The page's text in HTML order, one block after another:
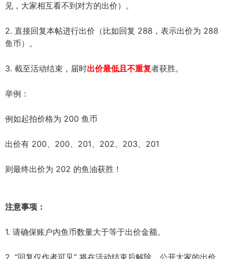
见，大家相互看不到对方的出价）。
2. 直接回复本帖进行出价（比如回复 288，表示出价为 288
鱼币）。
3. 截至活动结束，届时出价最低且不重复者获胜。
举例：
例如起拍价格为 200 鱼币
出价有 200、200、201、202、203、201
则最终出价为 202 的鱼油获胜！
注意事项：
1. 请确保账户内鱼币数量大于等于出价金额。
2. “回复仅作者可见” 将在活动结束后解除，公开大家的出价